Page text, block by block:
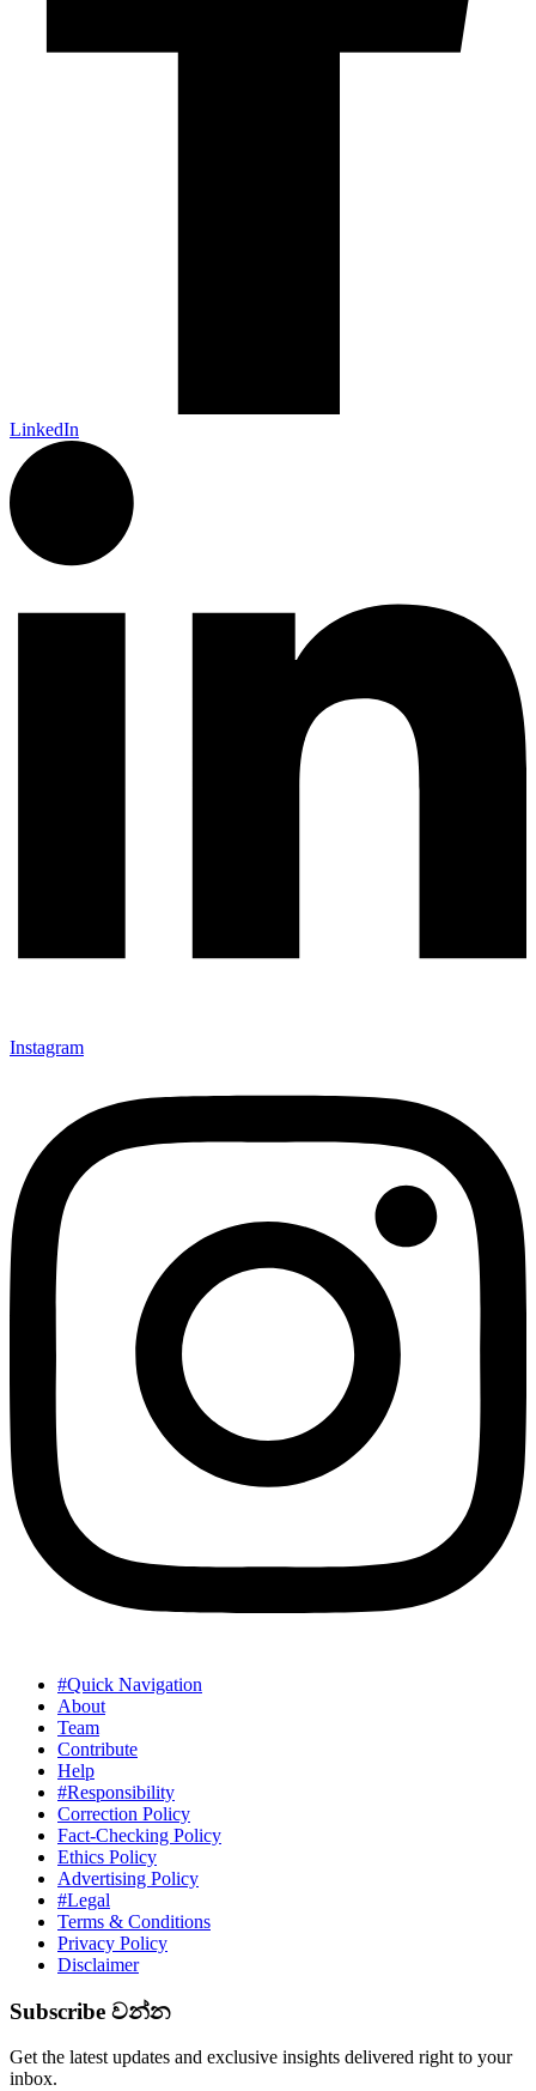
LinkedIn
Instagram
#Quick Navigation
About
Team
Contribute
Help
#Responsibility
Correction Policy
Fact-Checking Policy
Ethics Policy
Advertising Policy
#Legal
Terms & Conditions
Privacy Policy
Disclaimer
Subscribe වන්න
Get the latest updates and exclusive insights delivered right to your
inbox.